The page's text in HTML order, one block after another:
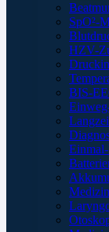
SpO²-
HZV-
BIS-